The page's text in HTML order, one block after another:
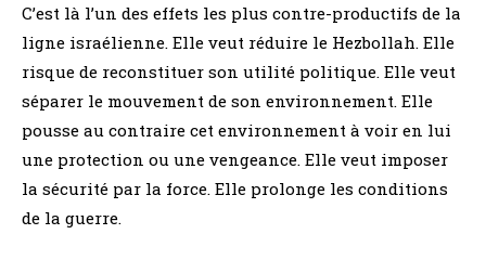
C’est là l’un des effets les plus contre-productifs de la
ligne israélienne. Elle veut réduire le Hezbollah. Elle
risque de reconstituer son utilité politique. Elle veut
séparer le mouvement de son environnement. Elle
pousse au contraire cet environnement à voir en lui
une protection ou une vengeance. Elle veut imposer
la sécurité par la force. Elle prolonge les conditions
de la guerre.